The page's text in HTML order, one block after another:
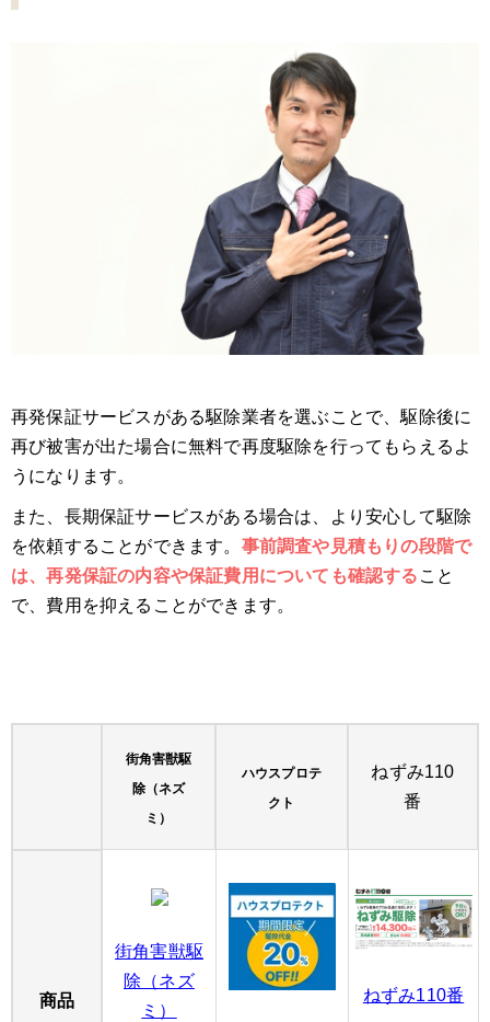
再発保証サービスがある駆除業者を選ぶことで、駆除後に
再び被害が出た場合に無料で再度駆除を行ってもらえるよ
うになります。
また、長期保証サービスがある場合は、より安心して駆除
を依頼することができます。 事前調査や見積もりの段階で
は、再発保証の内容や保証費用についても確認する こと
で、費用を抑えることができます。
街角害獣駆
除（ネズ
ミ）
ハウスプロテ
クト
ねずみ110
番
商品
街角害獣駆
除（ネズ
ミ）
ねずみ110番